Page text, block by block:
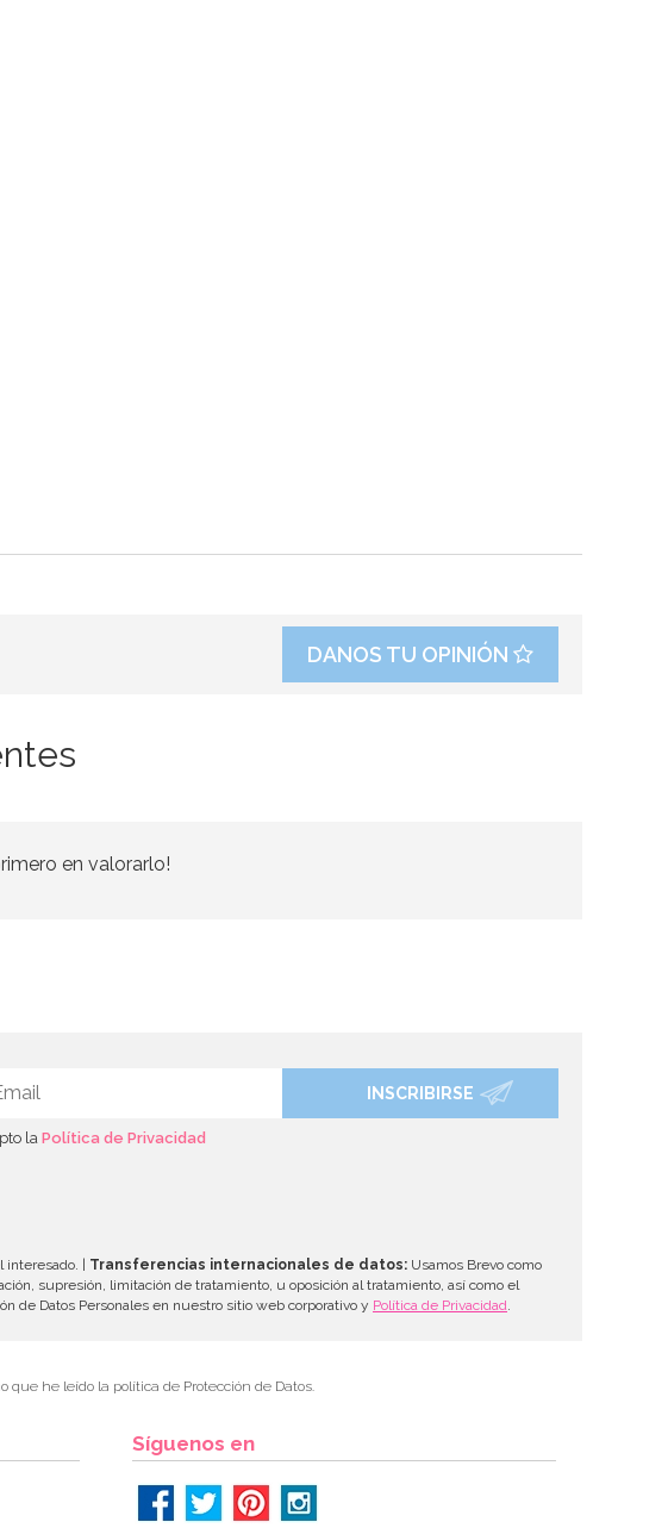
DANOS TU OPINIÓN
en valorarlo!
INSCRIBIRSE
la Política de Privacidad
interesado. | Transferencias internacionales de datos: Usamos Brevo como
supresión, limitación de tratamiento, u oposición al tratamiento, así como el
de Datos Personales en nuestro sitio web corporativo y Política de Privacidad
he leído la política de Protección de Datos.
Síguenos en